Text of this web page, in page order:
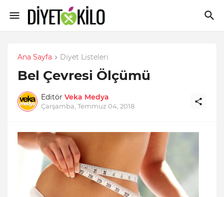
Ana Sayfa Diyet Listeleri
Bel Çevresi Ölçümü
Editör Veka Medya
Çarşamba, Temmuz 04, 2018